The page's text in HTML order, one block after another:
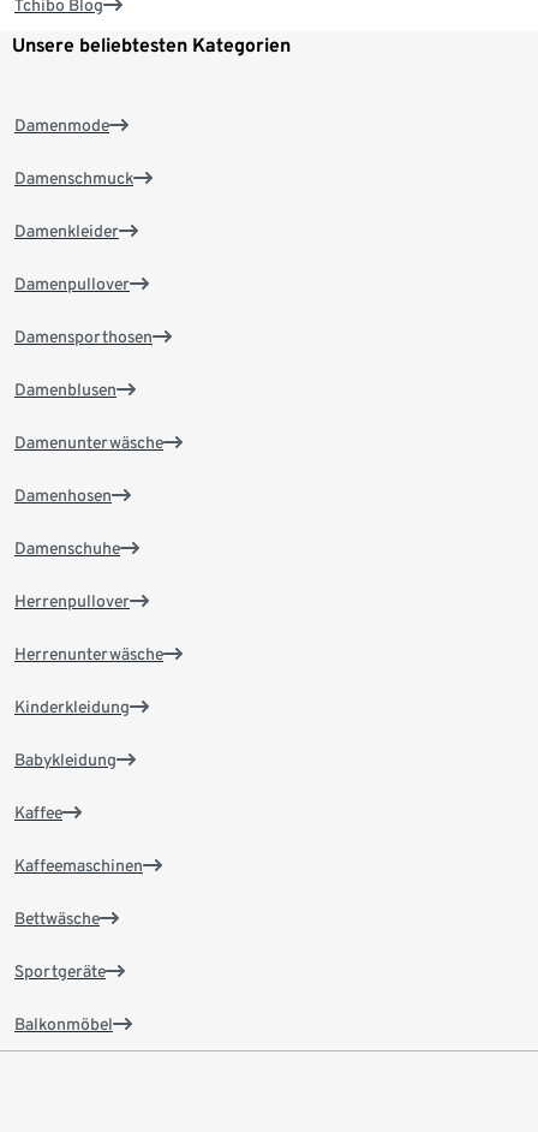
Tchibo Blog
Unsere beliebtesten Kategorien
Damenmode
Damenschmuck
Damenkleider
Damenpullover
Damensporthosen
Damenblusen
Damenunterwäsche
Damenhosen
Damenschuhe
Herrenpullover
Herrenunterwäsche
Kinderkleidung
Babykleidung
Kaffee
Kaffeemaschinen
Bettwäsche
Sportgeräte
Balkonmöbel